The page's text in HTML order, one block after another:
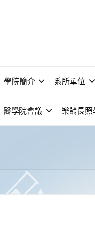
學院簡介 系所單位
醫學院會議 樂齡長照